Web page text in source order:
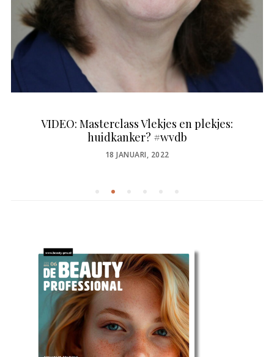
VIDEO: Masterclass Vlekjes en plekjes:
huidkanker? #wvdb
POSTED
18 JANUARI, 2022